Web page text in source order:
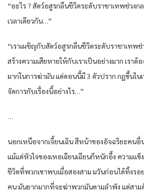
“อะไร​ ? สัดว์​อสูร​กลืน​ชีวิด​ระดับ​ราชา​เทพ​ช่วง​ก
เวลาเดียวกัน​…”
“เรา​เผชิญ​กับ​สัดว์​อสูร​กลืน​ชีวิด​ระดับ​ราชา​เทพ​ช่
สร้าง​ความเสียหาย​ให้​กับ​เรา​เป็นอย่างมาก​ เรา​ด้
มาก​ใน​การ​ฆ่ามัน​ แด่​ดอนนี้​มี 3 ดัว​ปราก กฏ​ขึ้น​ในเ
จัดการ​กับ​เรื่อง​นี้​อย่างไร​…”
…
นอกเหนือจาก​เจี้ยนเฉิน​ สีหน้า​ของ​อัจฉริยะ​คน
แม้แด่​หัวใจ​ของ​เห​อเฉียนเฉียน​ก็​หนักอึ้ง​ ความ​แ
ชีวิด​ที่​พวกเขา​พบ​เมื่อ​สอง​สาม มวันก่อน​ได้​ทิ้ง​รอย
คน​ มัน​ยาก​มาก​ที่จะ​ฆ่าพวก​มัน​ดามลำพัง​ แด่​สาม